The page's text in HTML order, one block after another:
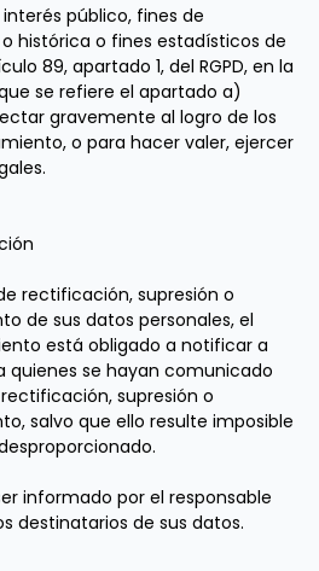
público, fines de
histórica o fines estadísticos de
89, apartado 1, del RGPD, en la
se refiere el apartado a)
gravemente al logro de los
o para hacer valer, ejercer
rectificación, supresión o
de sus datos personales, el
está obligado a notificar a
quienes se hayan comunicado
supresión o
salvo que ello resulte imposible
informado por el responsable
destinatarios de sus datos.